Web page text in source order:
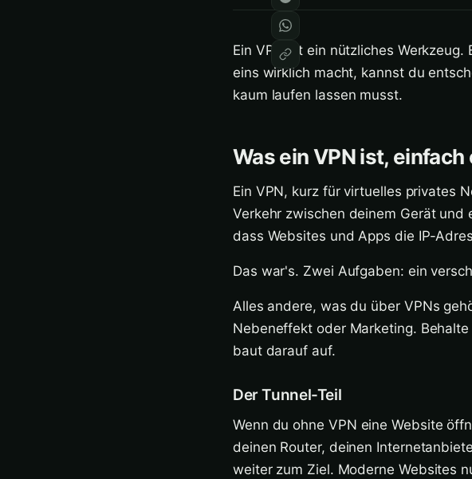
Ein VPN ist ein nützliches
eins wirklich macht, kannst du
kaum laufen lassen musst.
Was ein VPN ist,
Ein VPN, kurz für virtuelles privates
Verkehr zwischen deinem Gerät
dass Websites und Apps die IP-
Das war's. Zwei Aufgaben: ein
Alles andere, was du über VPNs
Nebeneffekt oder Marketing.
baut darauf auf.
Der Tunnel-Teil
Wenn du ohne VPN eine Website
deinen Router, deinen
weiter zum Ziel. Moderne Websites